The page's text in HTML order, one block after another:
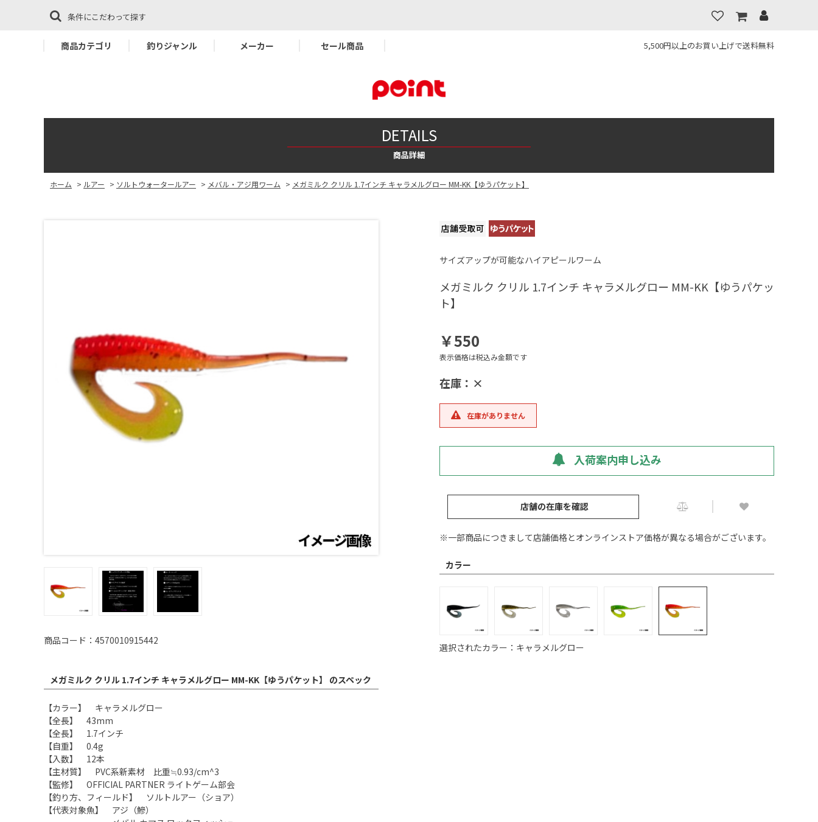
条件にこだわって探す
商品カテゴリ 釣りジャンル メーカー セール商品 5,500円以上のお買い上げで送料無料
DETAILS
商品詳細
ホーム > ルアー > ソルトウォータールアー > メバル・アジ用ワーム > メガミルク クリル 1.7インチ キャラメルグロー MM-KK【ゆうパケット】
商品コード：4570010915442
メガミルク クリル 1.7インチ キャラメルグロー MM-KK【ゆうパケット】 のスペック
【カラー】 キャラメルグロー
【全長】 43mm
【全長】 1.7インチ
【自重】 0.4g
【入数】 12本
【主材質】 PVC系新素材 比重≒0.93/cm^3
【監修】 OFFICIAL PARTNER ライトゲーム部会
【釣り方、フィールド】 ソルトルアー（ショア）
【代表対象魚】 アジ（鰺）
サイズアップが可能なハイアピールワーム
メガミルク クリル 1.7インチ キャラメルグロー MM-KK【ゆうパケッ
ト】
￥550
表示価格は税込み金額です
在庫：×
在庫がありません
入荷案内申し込み
店舗の在庫を確認
※一部商品につきまして店舗価格とオンラインストア価格が異なる場合がございます。
カラー
選択されたカラー：キャラメルグロー